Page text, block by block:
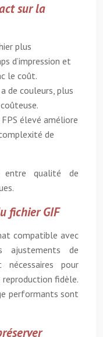
sur la
plus
d’impression et
le coût.
de couleurs, plus
FPS élevé améliore
de
entre qualité de
fichier GIF
compatible avec
ajustements de
pour
fidèle.
performants sont